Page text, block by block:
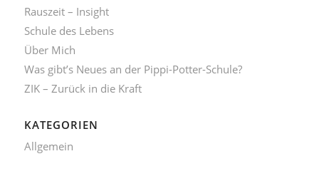
Rauszeit – Insight
Schule des Lebens
Über Mich
Was gibt’s Neues an der Pippi-Potter-Schule?
ZIK – Zurück in die Kraft
KATEGORIEN
Allgemein